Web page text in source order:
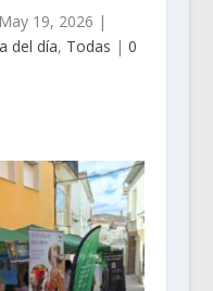
May 19, 2026 |
del día, Todas |0